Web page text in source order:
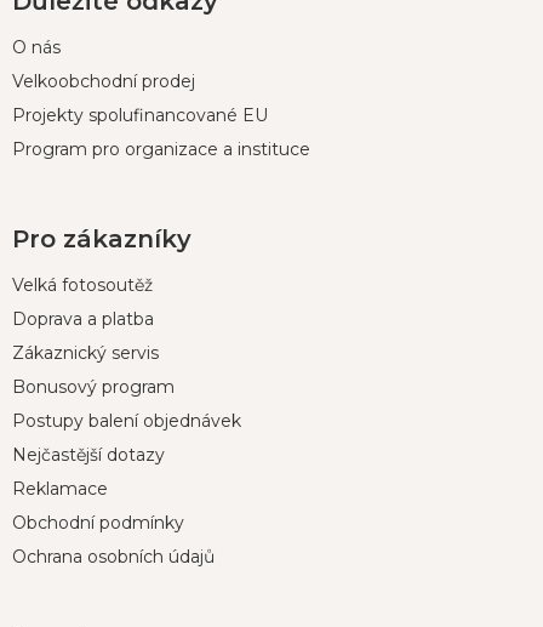
O nás
Velkoobchodní prodej
Projekty spolufinancované EU
Program pro organizace a instituce
Pro zákazníky
Velká fotosoutěž
Doprava a platba
Zákaznický servis
Bonusový program
Postupy balení objednávek
Nejčastější dotazy
Reklamace
Obchodní podmínky
Ochrana osobních údajů